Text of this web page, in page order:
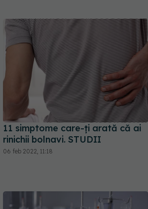
11 simptome care-ți arată că ai
rinichii bolnavi. STUDII
06 feb 2022, 11:18